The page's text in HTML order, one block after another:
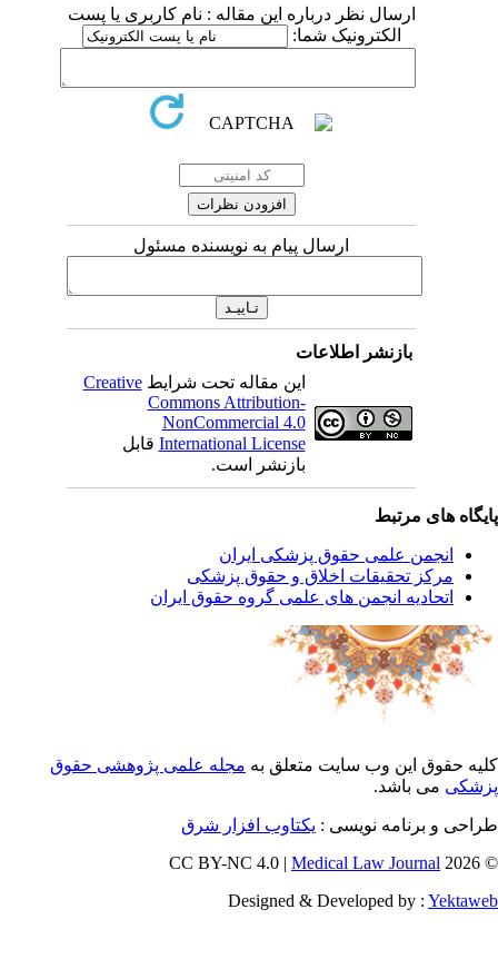
ارسال نظر درباره این مقاله : نام کاربری یا پست
الکترونیک شما:
ارسال پیام به نویسنده مسئول
بازنشر اطلاعات
این مقاله تحت شرایطCreative
Commons Attribution-
NonCommercial 4.0
International Licenseقابل
بازنشر است.
های مرتبط
انجمن علمی حقوق پزشکی ایران
مرکز تحقیقات اخلاق و حقوق پزشکی
اتحادیه انجمن های علمی گروه حقوق ایران
حقوق این وب سایت متعلق بهمجله علمی پژوهشی حقوق
می باشد.
و برنامه نویسی : یکتاوب افزار شرق
©
Medical Law Journal
Designed & Developed by :